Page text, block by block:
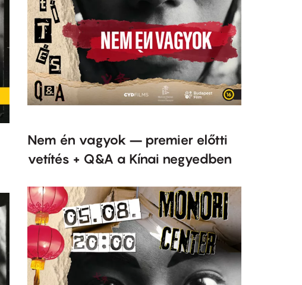
Nem én vagyok – premier előtti
vetítés + Q&A a Kínai negyedben